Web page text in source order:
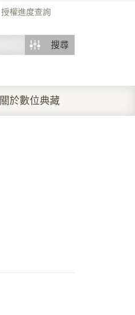
授權進度查詢
搜尋
關於數位典藏